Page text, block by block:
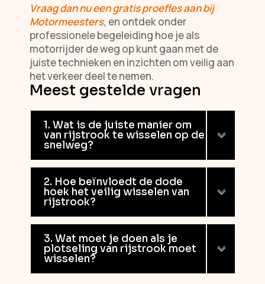
Vraag dan nu een gratis proefles aan bij
Motormeesters, en ontdek onder
professionele begeleiding hoe je als
motorrijder de weg op kunt gaan met de
juiste technieken en inzichten om veilig aan
het verkeer deel te nemen.
Meest gestelde vragen
1. Wat is de juiste manier om
van rijstrook te wisselen op de
snelweg?
2. Hoe beïnvloedt de dode
hoek het veilig wisselen van
rijstrook?
3. Wat moet je doen als je
plotseling van rijstrook moet
wisselen?